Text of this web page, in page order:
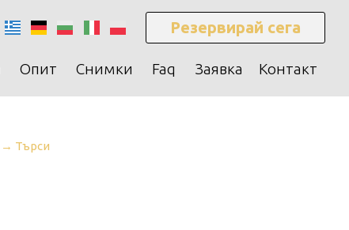
Резервирай сега
Опит Снимки Faq Заявка Контакт
→ Търси